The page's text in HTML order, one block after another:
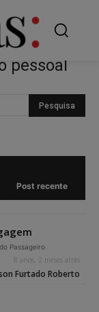
pessoal
Post recente
Passageiro
8 anos, 2 meses atrás
Furtado Roberto